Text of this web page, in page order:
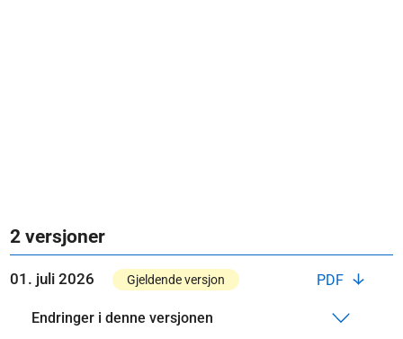
2 versjoner
PDF
01. juli 2026 Gjeldende versjon
Endringer i denne versjonen